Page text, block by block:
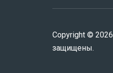
Copyright © 2026
защищены.